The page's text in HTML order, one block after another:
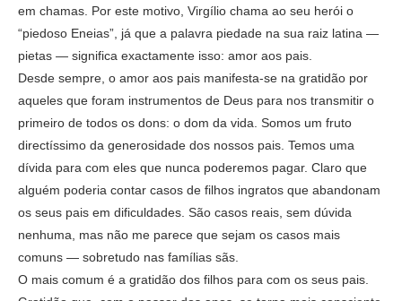
em chamas. Por este motivo, Virgílio chama ao seu herói o
“piedoso Eneias”, já que a palavra piedade na sua raiz latina —
pietas — significa exactamente isso: amor aos pais.
Desde sempre, o amor aos pais manifesta-se na gratidão por
aqueles que foram instrumentos de Deus para nos transmitir o
primeiro de todos os dons: o dom da vida. Somos um fruto
directíssimo da generosidade dos nossos pais. Temos uma
dívida para com eles que nunca poderemos pagar. Claro que
alguém poderia contar casos de filhos ingratos que abandonam
os seus pais em dificuldades. São casos reais, sem dúvida
nenhuma, mas não me parece que sejam os casos mais
comuns — sobretudo nas famílias sãs.
O mais comum é a gratidão dos filhos para com os seus pais.